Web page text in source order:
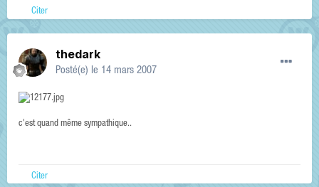
Citer
thedark
Posté(e) le 14 mars 2007
c'est quand même sympathique..
Citer